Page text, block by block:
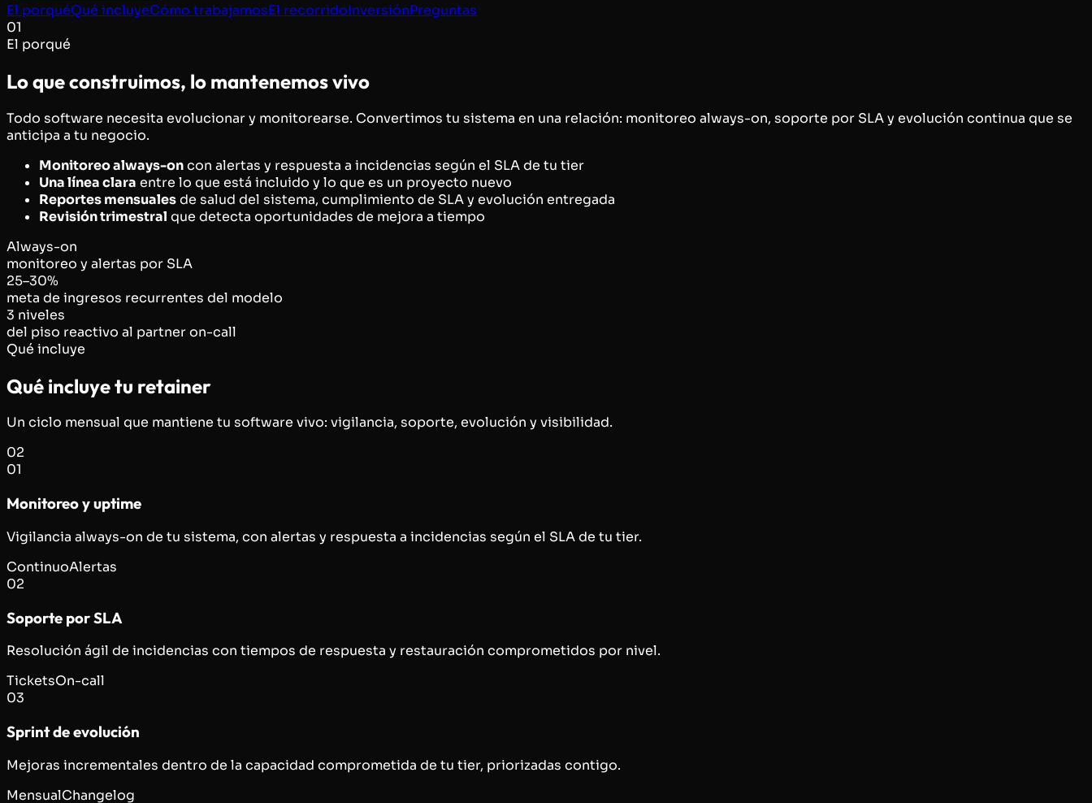
El porquéQué incluyeCómo trabajamosEl recorridoInversiónPreguntas
01
El porqué
Lo que construimos, lo mantenemos vivo
Todo software necesita evolucionar y monitorearse. Convertimos tu sistema en una relación: monitoreo always-on, soporte por SLA y evolución continua que se
anticipa a tu negocio.
Monitoreo always-oncon alertas y respuesta a incidencias según el SLA de tu tier
Una línea clara entre lo que está incluido y lo que es un proyecto nuevo
Reportes mensualesde salud del sistema, cumplimiento de SLA y evolución entregada
Revisión trimestral que detecta oportunidades de mejora a tiempo
Always-on
monitoreo y alertas por SLA
25–30%
meta de ingresos recurrentes del modelo
3 niveles
del piso reactivo al partner on-call
Qué incluye
Qué incluye tu retainer
Un ciclo mensual que mantiene tu software vivo: vigilancia, soporte, evolución y visibilidad.
02
01
Monitoreo y uptime
Vigilancia always-on de tu sistema, con alertas y respuesta a incidencias según el SLA de tu tier.
ContinuoAlertas
02
Soporte por SLA
Resolución ágil de incidencias con tiempos de respuesta y restauración comprometidos por nivel.
TicketsOn-call
03
Sprint de evolución
Mejoras incrementales dentro de la capacidad comprometida de tu tier, priorizadas contigo.
MensualChangelog